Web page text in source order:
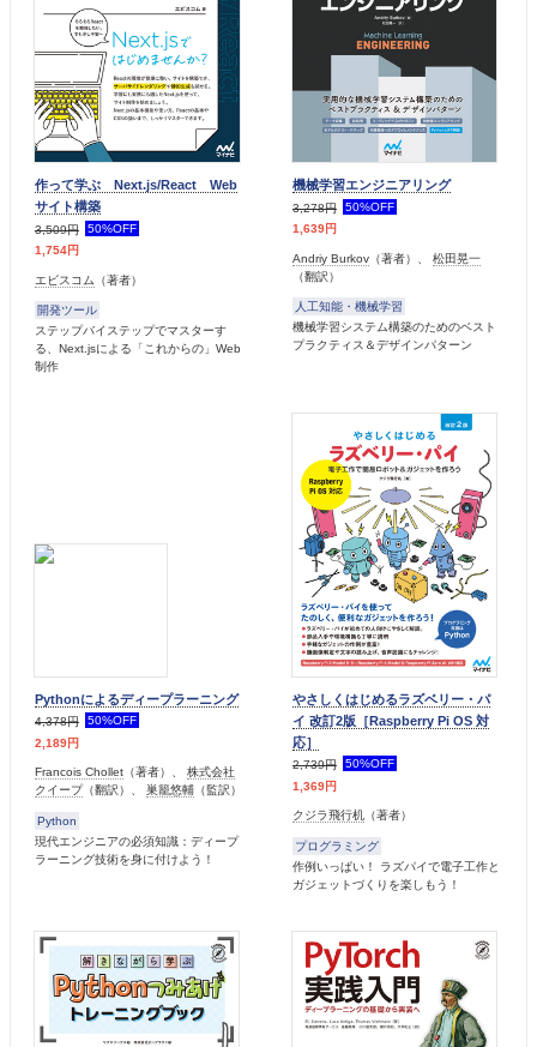
作って学ぶ Next.js/React Web
サイト構築
3,509円
50%OFF
1,754円
エビスコム （著者）
開発ツール
ステップバイステップでマスターす
る、Next.jsによる「これからの」Web
制作
機械学習エンジニアリング
3,278円
50%OFF
1,639円
Andriy Burkov （著者）、 松田晃一
（翻訳）
人工知能・機械学習
機械学習システム構築のためのベスト
プラクティス＆デザインパターン
Pythonによるディープラーニング
4,378円
50%OFF
2,189円
Francois Chollet （著者）、 株式会社
クイープ （翻訳）、 巣籠悠輔 （監訳）
Python
現代エンジニアの必須知識：ディープ
ラーニング技術を身に付けよう！
やさしくはじめるラズベリー・パ
イ 改訂2版［Raspberry Pi OS 対
応］
2,739円
50%OFF
1,369円
クジラ飛行机 （著者）
プログラミング
作例いっぱい！ ラズパイで電子工作と
ガジェットづくりを楽しもう！